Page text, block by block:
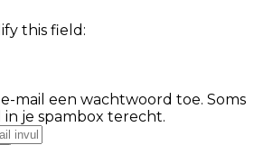
this field:
mail een wachtwoord toe. Soms
in je spambox terecht.